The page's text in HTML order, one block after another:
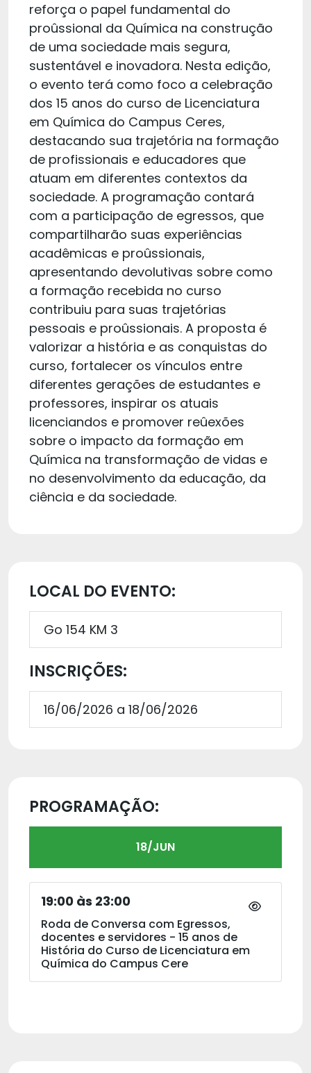
reforça o papel fundamental do
proûssional da Química na construção
de uma sociedade mais segura,
sustentável e inovadora. Nesta edição,
o evento terá como foco a celebração
dos 15 anos do curso de Licenciatura
em Química do Campus Ceres,
destacando sua trajetória na formação
de profissionais e educadores que
atuam em diferentes contextos da
sociedade. A programação contará
com a participação de egressos, que
compartilharão suas experiências
acadêmicas e proûssionais,
apresentando devolutivas sobre como
a formação recebida no curso
contribuiu para suas trajetórias
pessoais e proûssionais. A proposta é
valorizar a história e as conquistas do
curso, fortalecer os vínculos entre
diferentes gerações de estudantes e
professores, inspirar os atuais
licenciandos e promover reûexões
sobre o impacto da formação em
Química na transformação de vidas e
no desenvolvimento da educação, da
ciência e da sociedade.
LOCAL DO EVENTO:
Go 154 KM 3
INSCRIÇÕES:
16/06/2026 a 18/06/2026
PROGRAMAÇÃO:
18/JUN
19:00 às 23:00
Roda de Conversa com Egressos,
docentes e servidores - 15 anos de
História do Curso de Licenciatura em
Química do Campus Cere